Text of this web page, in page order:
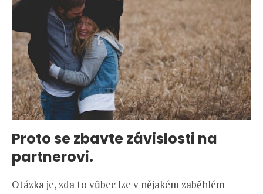
Proto se zbavte závislosti na
partnerovi.
Otázka je, zda to vůbec lze v nějakém zaběhlém